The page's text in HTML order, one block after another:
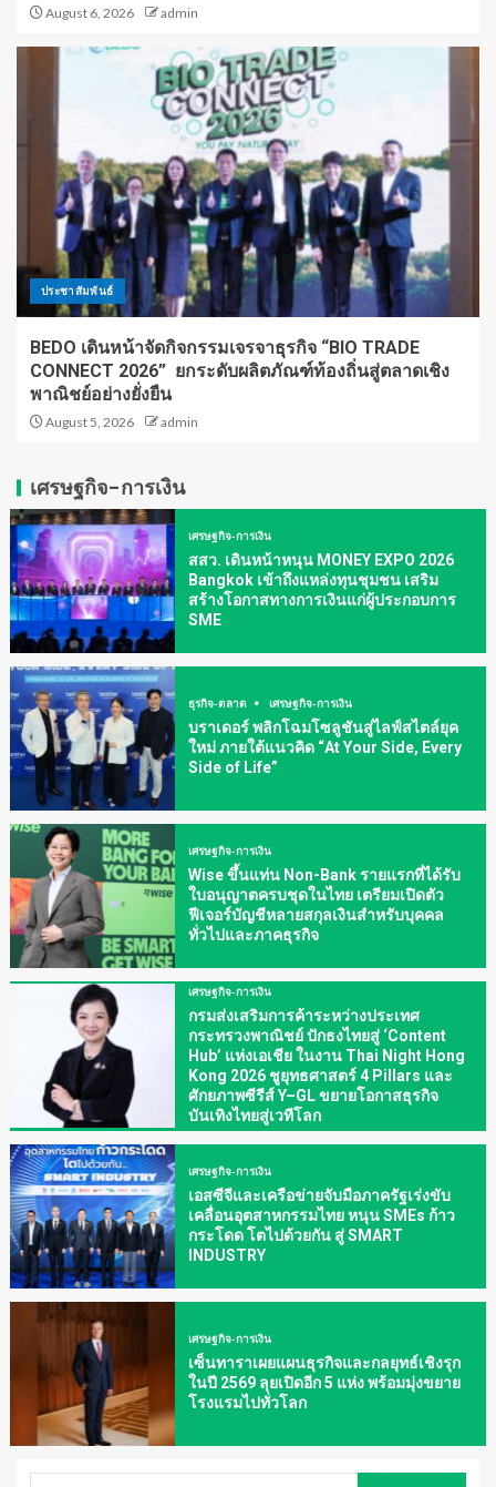
August 6, 2026 admin
ประชาสัมพันธ์
BEDO เดินหน้าจัดกิจกรรมเจรจาธุรกิจ “BIO TRADE
CONNECT 2026” ยกระดับผลิตภัณฑ์ท้องถิ่นสู่ตลาดเชิง
พาณิชย์อย่างยั่งยืน
August 5, 2026 admin
เศรษฐกิจ-การเงิน
เศรษฐกิจ-การเงิน
สสว. เดินหน้าหนุน MONEY EXPO 2026
Bangkok เข้าถึงแหล่งทุนชุมชน เสริม
สร้างโอกาสทางการเงินแก่ผู้ประกอบการ
SME
ธุรกิจ-ตลาด เศรษฐกิจ-การเงิน
บราเดอร์ พลิกโฉมโซลูชันสู่ไลฟ์สไตล์ยุค
ใหม่ ภายใต้แนวคิด “At Your Side, Every
Side of Life”
เศรษฐกิจ-การเงิน
Wise ขึ้นแท่น Non-Bank รายแรกที่ได้รับ
ใบอนุญาตครบชุดในไทย เตรียมเปิดตัว
ฟีเจอร์บัญชีหลายสกุลเงินสำหรับบุคคล
ทั่วไปและภาคธุรกิจ
เศรษฐกิจ-การเงิน
กรมส่งเสริมการค้าระหว่างประเทศ
กระทรวงพาณิชย์ ปักธงไทยสู่ ‘Content
Hub’ แห่งเอเชีย ในงาน Thai Night Hong
Kong 2026 ชูยุทธศาสตร์ 4 Pillars และ
ศักยภาพซีรีส์ Y–GL ขยายโอกาสธุรกิจ
บันเทิงไทยสู่เวทีโลก
เศรษฐกิจ-การเงิน
เอสซีจีและเครือข่ายจับมือภาครัฐเร่งขับ
เคลื่อนอุตสาหกรรมไทย หนุน SMEs ก้าว
กระโดด โตไปด้วยกัน สู่ SMART
INDUSTRY
เศรษฐกิจ-การเงิน
เซ็นทาราเผยแผนธุรกิจและกลยุทธ์เชิงรุก
ในปี 2569 ลุยเปิดอีก 5 แห่ง พร้อมมุ่งขยาย
โรงแรมไปทั่วโลก